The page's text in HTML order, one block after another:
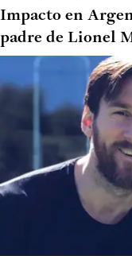
Impacto en
padre de Lionel